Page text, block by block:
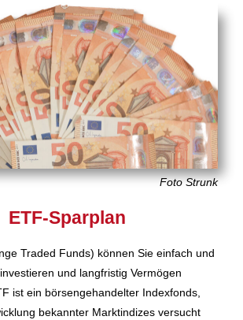
Foto Strunk
ETF-Sparplan
Traded Funds) können Sie einfach und
und langfristig Vermögen
ist ein börsengehandelter Indexfonds,
bekannter Marktindizes versucht